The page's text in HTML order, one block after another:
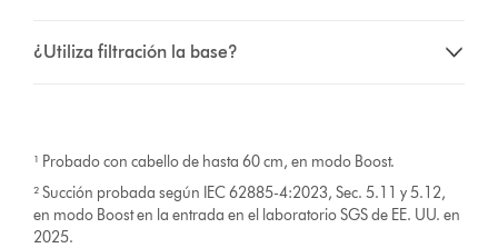
¿Utiliza filtración la base?
¹ Probado con cabello de hasta 60 cm, en modo Boost.
² Succión probada según IEC 62885-4:2023, Sec. 5.11 y 5.12,
en modo Boost en la entrada en el laboratorio SGS de EE. UU. en
2025.